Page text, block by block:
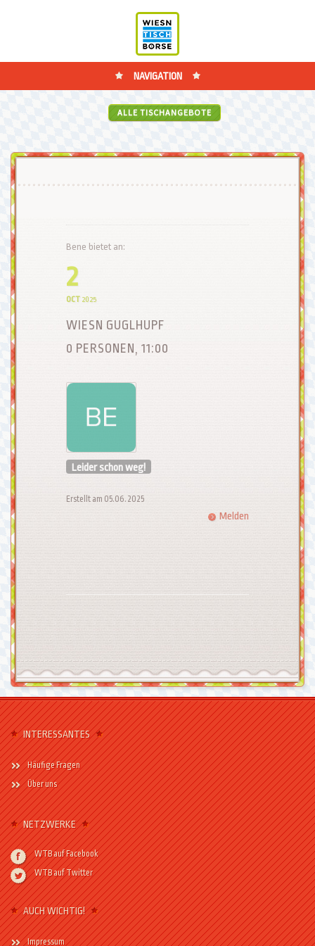
NAVIGATION
ALLE TISCHANGEBOTE
Bene bietet an:
2
OCT 2025
WIESN GUGLHUPF
0 PERSONEN, 11:00
Leider schon weg!
Erstellt am 05.06.2025
Melden
INTERESSANTES
Häufige Fragen
Über uns
NETZWERKE
WTB auf Facebook
WTB auf Twitter
AUCH WICHTIG!
Impressum